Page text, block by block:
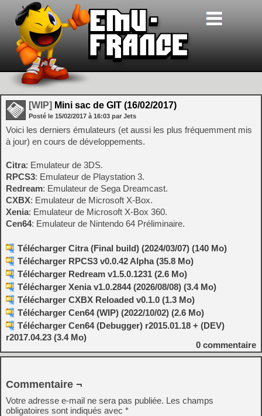
[WIP] Mini sac de GIT (16/02/2017)
Posté le 15/02/2017 à 16:03 par Jets
Voici les derniers émulateurs (et aussi les plus fréquemment mis
à jour) en cours de développements.
Citra: Emulateur de 3DS.
RPCS3: Emulateur de Playstation 3.
Redream: Emulateur de Sega Dreamcast.
CXBX: Emulateur de Microsoft X-Box.
Xenia: Emulateur de Microsoft X-Box 360.
Cen64: Emulateur de Nintendo 64 Préliminaire.
Télécharger Citra (Final build) (2024/03/07) (140 Mo)
Télécharger RPCS3 v0.0.42 Alpha (35.8 Mo)
Télécharger Redream v1.5.0.1231 (2.6 Mo)
Télécharger Xenia v1.0.2844 (2026/08/08) (3.4 Mo)
Télécharger CXBX Reloaded v0.1.0 (1.3 Mo)
Télécharger Cen64 (WIP) (2022/10/02) (2.6 Mo)
Télécharger Cen64 (Debugger) r2015.01.18 + (DEV)
r2017.04.23 (3.4 Mo)
0 commentaire
Commentaire ¬
Votre adresse e-mail ne sera pas publiée. Les champs
obligatoires sont indiqués avec *